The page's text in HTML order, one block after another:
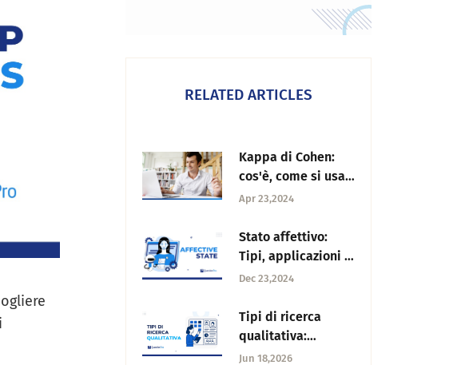
RELATED ARTICLES
Kappa di Cohen:
cos'è, come si usa
e come si calcola
Apr 23,2024
Stato affettivo:
Tipi, applicazioni e
impatto nella
Dec 23,2024
Tipi di ricerca
qualitativa:
metodi, strumenti
Jun 18,2026